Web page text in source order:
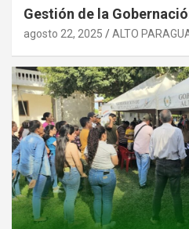
Gestión de la
agosto 22, 2025 ALTO